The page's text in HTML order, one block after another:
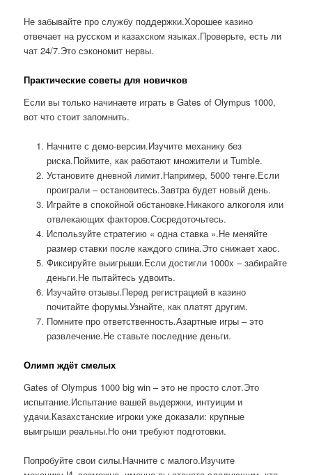
Не забывайте про службу поддержки.Хорошее казино
отвечает на русском и казахском языках.Проверьте, есть ли
чат 24/7.Это сэкономит нервы.
Практические советы для новичков
Если вы только начинаете играть в Gates of Olympus 1000,
вот что стоит запомнить.
Начните с демо-версии.Изучите механику без
риска.Поймите, как работают множители и Tumble.
Установите дневной лимит.Например, 5000 тенге.Если
проиграли – остановитесь.Завтра будет новый день.
Играйте в спокойной обстановке.Никакого алкоголя или
отвлекающих факторов.Сосредоточьтесь.
Используйте стратегию « одна ставка ».Не меняйте
размер ставки после каждого спина.Это снижает хаос.
Фиксируйте выигрыши.Если достигли 1000x – забирайте
деньги.Не пытайтесь удвоить.
Изучайте отзывы.Перед регистрацией в казино
почитайте форумы.Узнайте, как платят другим.
Помните про ответственность.Азартные игры – это
развлечение.Не ставьте последние деньги.
Олимп ждёт смелых
Gates of Olympus 1000 big win – это не просто слот.Это
испытание.Испытание вашей выдержки, интуиции и
удачи.Казахстанские игроки уже доказали: крупные
выигрыши реальны.Но они требуют подготовки.
Попробуйте свои силы.Начните с малого.Изучите